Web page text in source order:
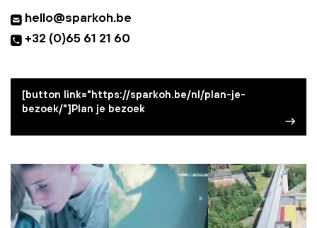
hello@sparkoh.be
+32 (0)65 61 21 60
[button link="https://sparkoh.be/nl/plan-je-
bezoek/"]Plan je bezoek